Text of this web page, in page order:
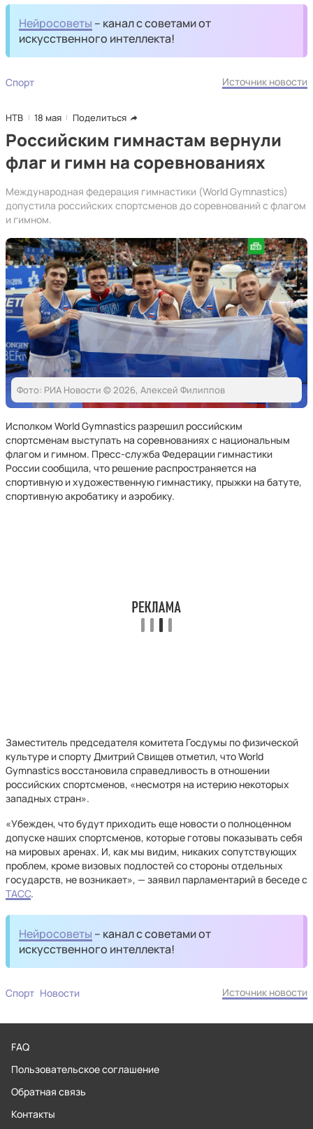
Нейросоветы – канал с советами от
искусственного интеллекта!
Спорт Источник новости
НТВ 18 мая Поделиться
Российским гимнастам вернули
флаг и гимн на соревнованиях
Международная федерация гимнастики (World Gymnastics)
допустила российских спортсменов до соревнований с флагом
и гимном.
Фото: РИА Новости © 2026, Алексей Филиппов
Исполком World Gymnastics разрешил российским
спортсменам выступать на соревнованиях с национальным
флагом и гимном. Пресс-служба Федерации гимнастики
России сообщила, что решение распространяется на
спортивную и художественную гимнастику, прыжки на батуте,
спортивную акробатику и аэробику.
Заместитель председателя комитета Госдумы по физической
культуре и спорту Дмитрий Свищев отметил, что World
Gymnastics восстановила справедливость в отношении
российских спортсменов, «несмотря на истерию некоторых
западных стран».
«Убежден, что будут приходить еще новости о полноценном
допуске наших спортсменов, которые готовы показывать себя
на мировых аренах. И, как мы видим, никаких сопутствующих
проблем, кроме визовых подлостей со стороны отдельных
государств, не возникает», — заявил парламентарий в беседе с
ТАСС.
Нейросоветы – канал с советами от
искусственного интеллекта!
Спорт Новости Источник новости
FAQ
Пользовательское соглашение
Обратная связь
Контакты